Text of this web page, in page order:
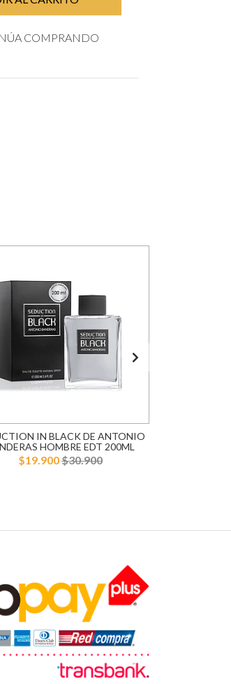
COMPRANDO
IN BLACK DE ANTONIO
HOMBRE EDT 200ML
$19.900$30.900